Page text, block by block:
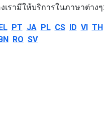
รามีให้บริการในภาษาต่างๆ:
PT JA PL CS ID VI TH
RO SV